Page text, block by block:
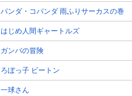
パンダ・コパンダ 雨ふりサーカスの巻
はじめ人間ギャートルズ
ガンバの冒険
ろぼっ子 ビートン
一球さん